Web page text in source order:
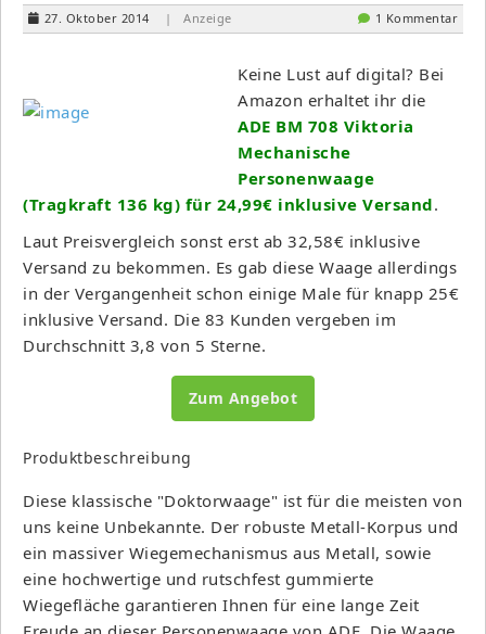
27. Oktober 2014 | Anzeige 1 Kommentar
Keine Lust auf digital? Bei
Amazon erhaltet ihr die
ADE BM 708 Viktoria
Mechanische
Personenwaage
(Tragkraft 136 kg) für 24,99€ inklusive Versand.
Laut Preisvergleich sonst erst ab 32,58€ inklusive
Versand zu bekommen. Es gab diese Waage allerdings
in der Vergangenheit schon einige Male für knapp 25€
inklusive Versand. Die 83 Kunden vergeben im
Durchschnitt 3,8 von 5 Sterne.
Zum Angebot
Produktbeschreibung
Diese klassische "Doktorwaage" ist für die meisten von
uns keine Unbekannte. Der robuste Metall-Korpus und
ein massiver Wiegemechanismus aus Metall, sowie
eine hochwertige und rutschfest gummierte
Wiegefläche garantieren Ihnen für eine lange Zeit